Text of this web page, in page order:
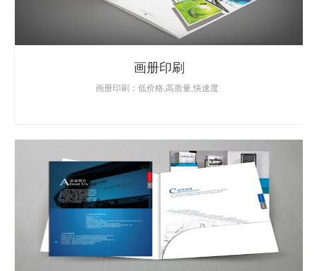
画册印刷
画册印刷：低价格,高质量,快速度